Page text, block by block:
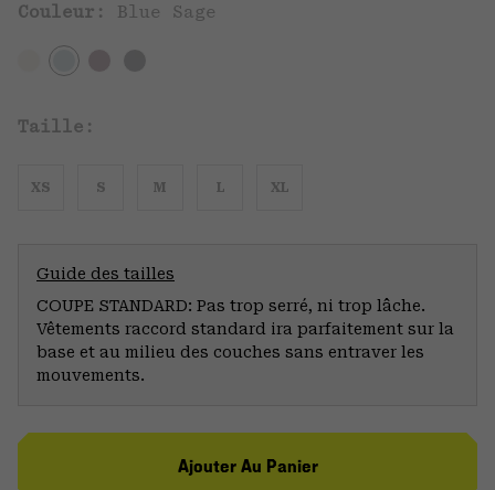
Couleur: Blue Sage
Taille:
XS S M L XL
Guide des tailles
COUPE STANDARD: Pas trop serré, ni trop lâche.
Vêtements raccord standard ira parfaitement sur la
base et au milieu des couches sans entraver les
mouvements.
Ajouter Au Panier